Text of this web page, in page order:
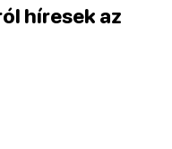
híresek az